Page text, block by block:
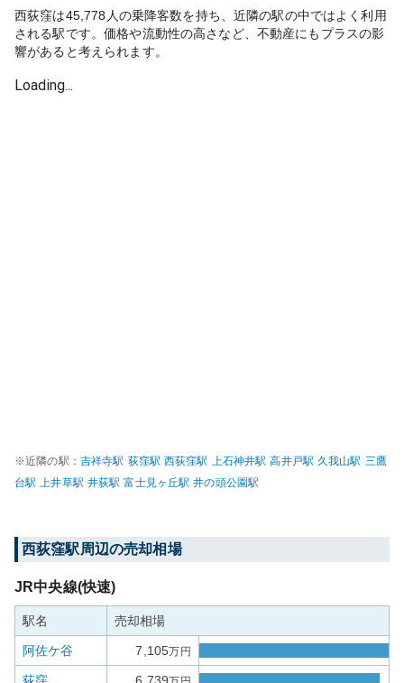
西荻窪は45,778人の乗降客数を持ち、近隣の駅の中ではよく利用
される駅です。価格や流動性の高さなど、不動産にもプラスの影
響があると考えられます。
Loading...
※近隣の駅： 吉祥寺駅 荻窪駅 西荻窪駅 上石神井駅 高井戸駅 久我山駅 三鷹
台駅 上井草駅 井荻駅 富士見ヶ丘駅 井の頭公園駅
西荻窪駅周辺の売却相場
JR中央線(快速)
駅名 売却相場
阿佐ケ谷 7,105万円